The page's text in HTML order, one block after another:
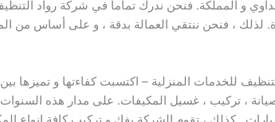
و المملكة. فنحن ندرك تماما في شركة رواد
لذلك ، فنحن ننتقي العمالة بدقة ، و على أساس من
للخدمات المنزلية – اكتسبت كفاءتها و تميزها
، تركيب ، غسيل المكيفات. على مدار هذه السنوات